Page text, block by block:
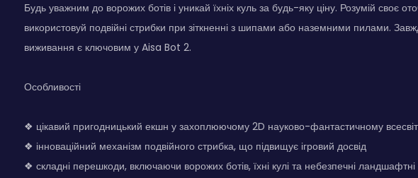
Будь уважним до ворожих ботів і уникай їхніх куль за будь-яку ціну. Розумій своє
використовуй подвійні стрибки при зіткненні з шипами або наземними пилами.
виживання є ключовим у Aisa Bot 2.
Особливості
❖ цікавий пригодницький екшн у захоплюючому 2D науково-фантастичному
❖ інноваційний механізм подвійного стрибка, що підвищує ігровий досвід
❖ складні перешкоди, включаючи ворожих ботів, їхні кулі та небезпечні ландшафтні